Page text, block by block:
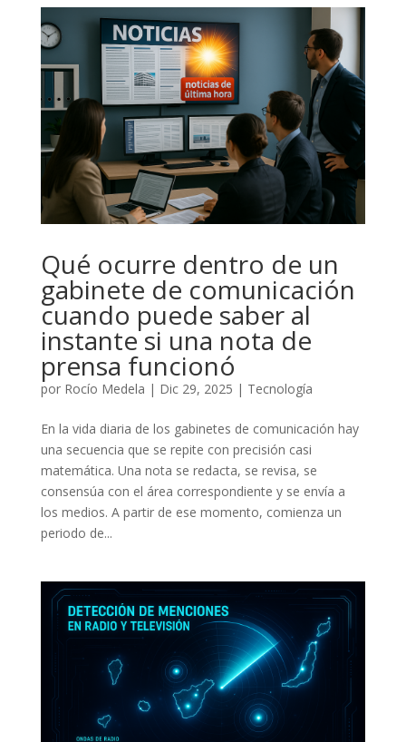
Qué ocurre dentro de un
gabinete de comunicación
cuando puede saber al
instante si una nota de
prensa funcionó
por Rocío Medela | Dic 29, 2025 | Tecnología
En la vida diaria de los gabinetes de comunicación hay
una secuencia que se repite con precisión casi
matemática. Una nota se redacta, se revisa, se
consensúa con el área correspondiente y se envía a
los medios. A partir de ese momento, comienza un
periodo de...